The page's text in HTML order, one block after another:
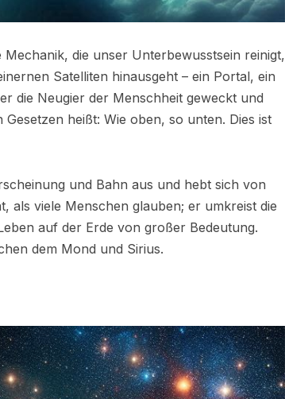
die unser Unterbewusstsein reinigt,
Satelliten hinausgeht – ein Portal, ein
die Neugier der Menschheit geweckt und
heißt: Wie oben, so unten. Dies ist
und Bahn aus und hebt sich von
als viele Menschen glauben; er umkreist die
auf der Erde von großer Bedeutung.
dem Mond und Sirius.